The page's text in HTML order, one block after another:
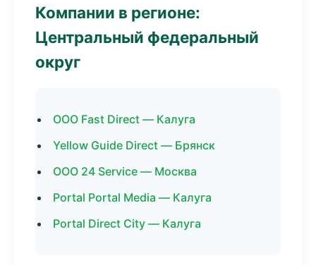
Компании в регионе:
Центральный федеральный
округ
ООО Fast Direct — Калуга
Yellow Guide Direct — Брянск
ООО 24 Service — Москва
Portal Portal Media — Калуга
Portal Direct City — Калуга